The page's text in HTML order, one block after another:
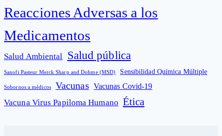
Reacciones Adversas a los
Medicamentos
Salud Ambiental Salud pública
Sanofi Pasteur Merck Sharp and Dohme (MSD) Sensibilidad Química Múltiple
Sobornos a médicos Vacunas Vacunas Covid-19
Vacuna Virus Papiloma Humano Ética